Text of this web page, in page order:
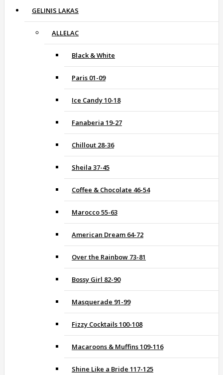
GELINIS LAKAS
ALLELAC
Black & White
Paris 01-09
Ice Candy 10-18
Fanaberia 19-27
Chillout 28-36
Sheila 37-45
Coffee & Chocolate 46-54
Marocco 55-63
American Dream 64-72
Over the Rainbow 73-81
Bossy Girl 82-90
Masquerade 91-99
Fizzy Cocktails 100-108
Macaroons & Muffins 109-116
Shine Like a Bride 117-125